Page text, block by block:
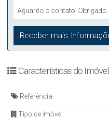
Características do Imóvel
Referência:
Tipo de Imóvel: